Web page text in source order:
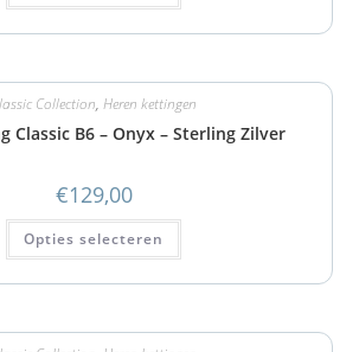
Collection, Heren kettingen
Classic B6 – Onyx – Sterling Zilver
€129,00
Opties selecteren